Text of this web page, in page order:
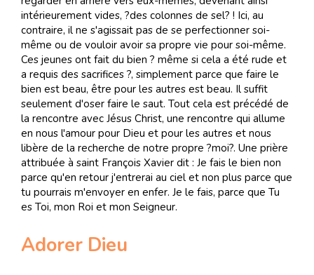
intérieurement vides, ?des colonnes de sel? ! Ici, au
contraire, il ne s'agissait pas de se perfectionner soi-
même ou de vouloir avoir sa propre vie pour soi-même.
Ces jeunes ont fait du bien ? même si cela a été rude et
a requis des sacrifices ?, simplement parce que faire le
bien est beau, être pour les autres est beau. Il suffit
seulement d'oser faire le saut. Tout cela est précédé de
la rencontre avec Jésus Christ, une rencontre qui allume
en nous l'amour pour Dieu et pour les autres et nous
libère de la recherche de notre propre ?moi?. Une prière
attribuée à saint François Xavier dit : Je fais le bien non
parce qu'en retour j'entrerai au ciel et non plus parce que
tu pourrais m'envoyer en enfer. Je le fais, parce que Tu
es Toi, mon Roi et mon Seigneur.
Adorer Dieu